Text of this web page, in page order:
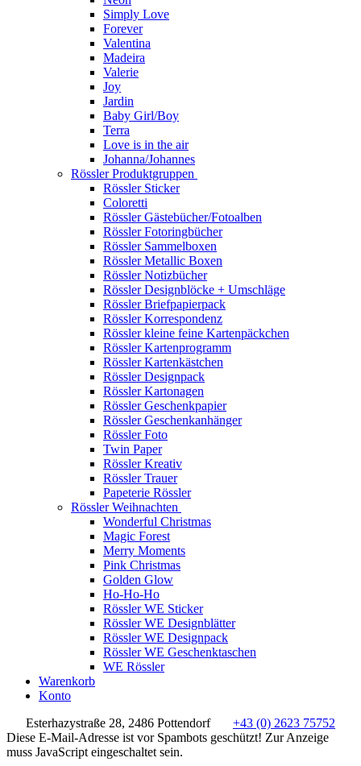
Simply Love
Forever
Valentina
Madeira
Valerie
Joy
Jardin
Baby Girl/Boy
Terra
Love is in the air
Johanna/Johannes
Rössler Produktgruppen
Rössler Sticker
Coloretti
Rössler Gästebücher/Fotoalben
Rössler Fotoringbücher
Rössler Sammelboxen
Rössler Metallic Boxen
Rössler Notizbücher
Rössler Designblöcke + Umschläge
Rössler Briefpapierpack
Rössler Korrespondenz
Rössler kleine feine Kartenpäckchen
Rössler Kartenprogramm
Rössler Kartenkästchen
Rössler Designpack
Rössler Kartonagen
Rössler Geschenkpapier
Rössler Geschenkanhänger
Rössler Foto
Twin Paper
Rössler Kreativ
Rössler Trauer
Papeterie Rössler
Rössler Weihnachten
Wonderful Christmas
Magic Forest
Merry Moments
Pink Christmas
Golden Glow
Ho-Ho-Ho
Rössler WE Sticker
Rössler WE Designblätter
Rössler WE Designpack
Rössler WE Geschenktaschen
WE Rössler
Warenkorb
Konto
Esterhazystraße 28, 2486 Pottendorf
+43 (0) 2623 75752
Diese E-Mail-Adresse ist vor Spambots geschützt! Zur Anzeige
muss JavaScript eingeschaltet sein.